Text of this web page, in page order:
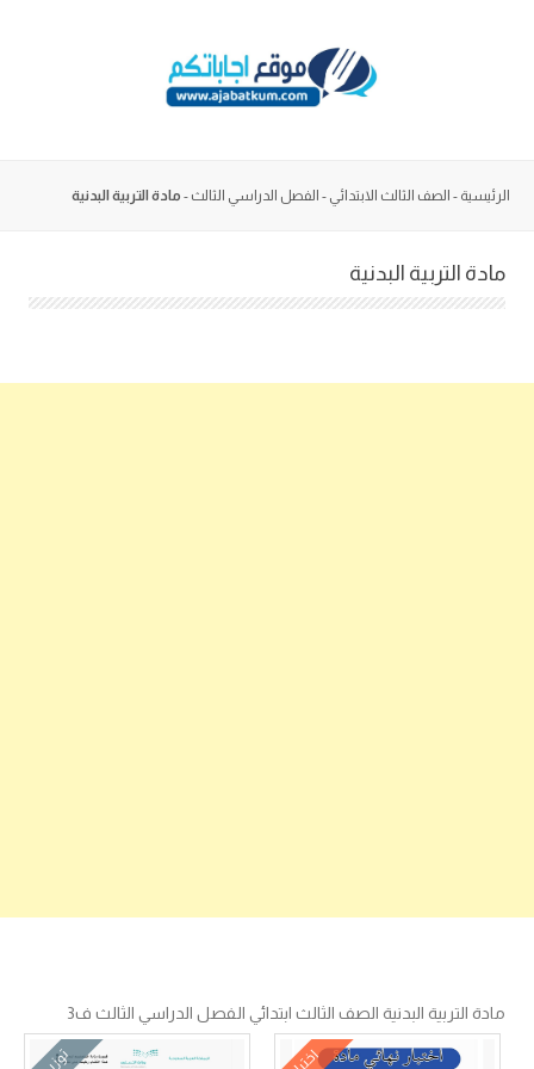
الرئيسية - الصف الثالث الابتدائي - الفصل الدراسي الثالث - مادة التربية البدنية
مادة التربية البدنية
مادة التربية البدنية الصف الثالث ابتدائي الفصل الدراسي الثالث ف3